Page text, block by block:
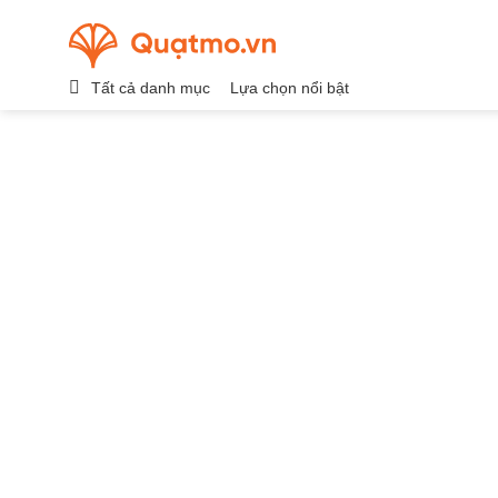
Tất cả danh mục Lựa chọn nổi bật